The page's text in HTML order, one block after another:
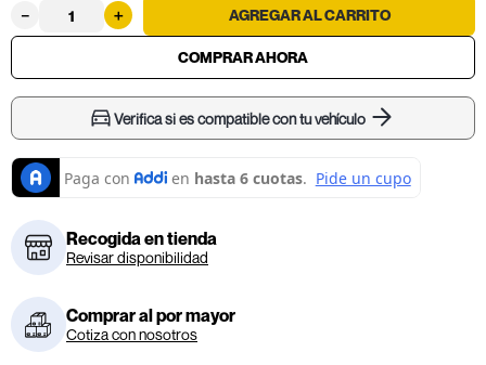
＋
－
Verifica si es compatible con tu vehículo
Recogida en tienda
Revisar disponibilidad
Comprar al por mayor
Cotiza con nosotros